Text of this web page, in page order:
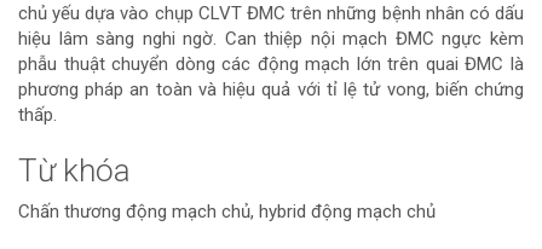
chủ yếu dựa vào chụp CLVT ĐMC trên những bệnh nhân có dấu
hiệu lâm sàng nghi ngờ. Can thiệp nội mạch ĐMC ngực kèm
phẫu thuật chuyển dòng các động mạch lớn trên quai ĐMC là
phương pháp an toàn và hiệu quả với tỉ lệ tử vong, biến chứng
thấp.
Từ khóa
Chấn thương động mạch chủ, hybrid động mạch chủ